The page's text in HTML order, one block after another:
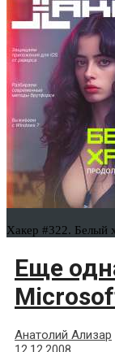
Хакер #322. Белый
Еще
Анатолий Ализар